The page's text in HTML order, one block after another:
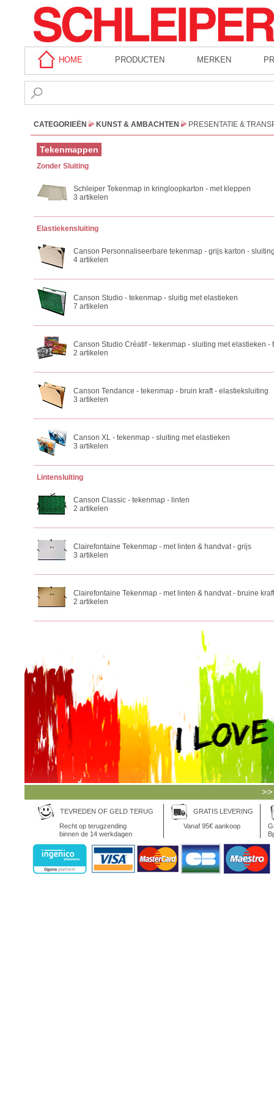
HOME PRODUCTEN MERKEN
CATEGORIEËN KUNST & AMBACHTEN PRESENTATIE &
Tekenmappen
Zonder Sluiting
Schleiper Tekenmap in kringloopkarton - met kleppen
3 artikelen
Elastiekensluiting
Canson Personnaliseerbare tekenmap - grijs karton -
4 artikelen
Canson Studio - tekenmap - sluitig met elastieken
7 artikelen
Canson Studio Créatif - tekenmap - sluiting met elastieken -
2 artikelen
Canson Tendance - tekenmap - bruin kraft - elastieksluiting
3 artikelen
Canson XL - tekenmap - sluiting met elastieken
3 artikelen
Lintensluiting
Canson Classic - tekenmap - linten
2 artikelen
Clairefontaine Tekenmap - met linten & handvat - grijs
3 artikelen
Clairefontaine Tekenmap - met linten & handvat - bruine kraft
2 artikelen
TEVREDEN OF GELD TERUG
Recht op terugzending
binnen de 14 werkdagen
GRATIS LEVERING
Vanaf 95€ aankoop